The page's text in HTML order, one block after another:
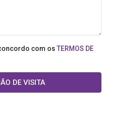
com os TERMOS DE
DE VISITA